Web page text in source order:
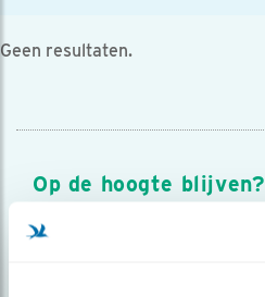
Geen resultaten.
Op de hoogte blijven?
Meld je aan en ontvang
over vogels en activiteiten van